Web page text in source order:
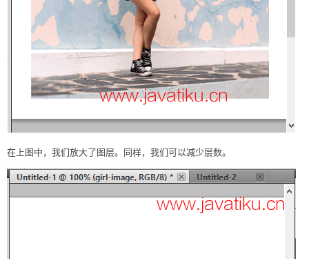
在上图中，我们放大了图层。同样，我们可以减少层数。